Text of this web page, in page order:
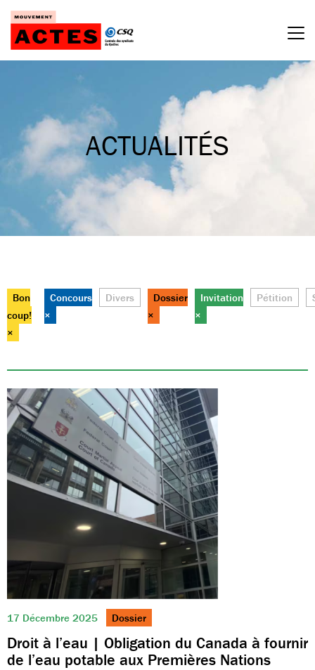
Passer
contenu
ACTUALITÉS
17 Décembre 2025 Dossier
Droit à l’eau | Obligation du Canada à fournir
de l’eau potable aux Premières Nations
Bon
coup!
×
Concours
×
Divers
Dossier
×
Invitation
×
Pétition